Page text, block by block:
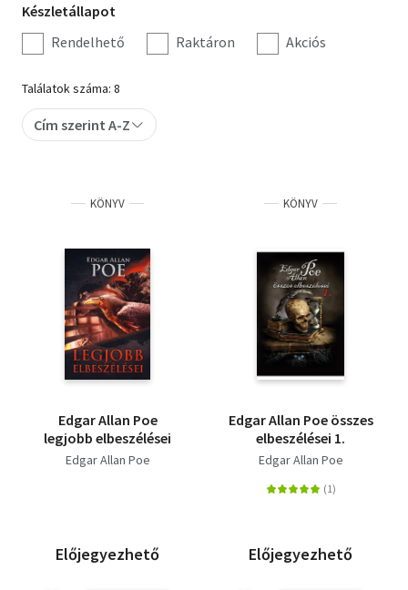
Hobbi, szabadidő
Irodalom
Művészet
Szakkönyv
Tankönyv, segédkönyv
Társadalomtudomány
Természettudomány
Történelem
Készletállapot
szűrés
Készletállapot
Rendelhető
Raktáron Akciós
Találatok száma: 8
Cím szerint A-Z
KÖNYV
Edgar Allan Poe
legjobb elbeszélései
Edgar Allan Poe
Előjegyezhető
KÖNYV
Edgar Allan Poe összes
elbeszélései 1.
Edgar Allan Poe
Előjegyezhető